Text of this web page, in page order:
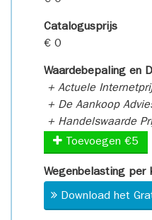
Catalogusprijs
€ 0
Waardebepaling en
+ Actuele
+ De Aankoop
+ Handelswaarde
Toevoegen €5
Wegenbelasting per
Download het